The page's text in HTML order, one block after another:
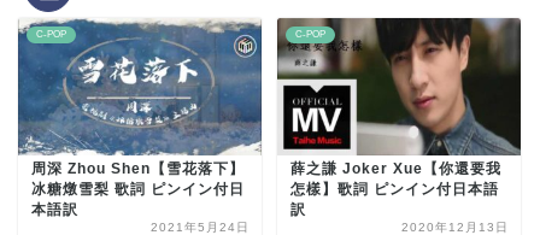
C-POP
周深 Zhou Shen【雪花落下】
冰糖燉雪梨 歌詞 ピンイン付日
本語訳
2021年5月24日
C-POP
薛之謙 Joker Xue【你還要我
怎樣】歌詞 ピンイン付日本語
訳
2020年12月13日